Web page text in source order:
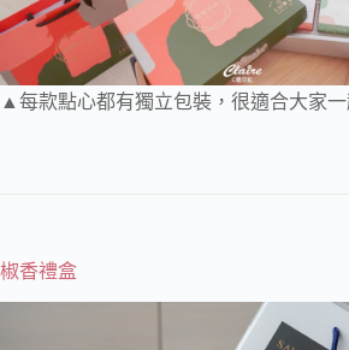
▲每款點心都有獨立包裝，很適合大家一
椒香禮盒